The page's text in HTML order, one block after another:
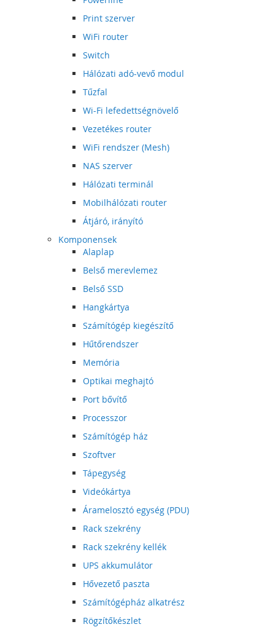
Print szerver
WiFi router
Switch
Hálózati adó-vevő modul
Tűzfal
Wi-Fi lefedettségnövelő
Vezetékes router
WiFi rendszer (Mesh)
NAS szerver
Hálózati terminál
Mobilhálózati router
Átjáró, irányító
Komponensek
Alaplap
Belső merevlemez
Belső SSD
Hangkártya
Számítógép kiegészítő
Hűtőrendszer
Memória
Optikai meghajtó
Port bővítő
Processzor
Számítógép ház
Szoftver
Tápegység
Videókártya
Áramelosztó egység (PDU)
Rack szekrény
Rack szekrény kellék
UPS akkumulátor
Hővezető paszta
Számítógépház alkatrész
Rögzítőkészlet